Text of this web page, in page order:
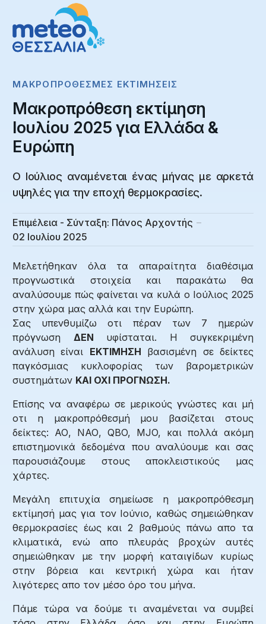
ΜΑΚΡΟΠΡΌΘΕΣΜΕΣ ΕΚΤΙΜΉΣΕΙΣ
Μακροπρόθεση εκτίμηση
Ιουλίου 2025 για Ελλάδα &
Ευρώπη
Ο Ιούλιος αναμένεται ένας μήνας με αρκετά
υψηλές για την εποχή θερμοκρασίες.
Επιμέλεια - Σύνταξη: Πάνος Αρχοντής
02 Ιουλίου 2025
Μελετήθηκαν όλα τα απαραίτητα διαθέσιμα
προγνωστικά στοιχεία και παρακάτω θα
αναλύσουμε πώς φαίνεται να κυλά ο Ιούλιος 2025
στην χώρα μας αλλά και την Ευρώπη.
Σας υπενθυμίζω οτι πέραν των 7 ημερών
πρόγνωση ΔΕΝ υφίσταται. Η συγκεκριμένη
ανάλυση είναι ΕΚΤΙΜΗΣΗ βασισμένη σε δείκτες
παγκόσμιας κυκλοφορίας των βαρομετρικών
συστημάτων ΚΑΙ ΟΧΙ ΠΡΟΓΝΩΣΗ.
Επίσης να αναφέρω σε μερικούς γνώστες και μή
οτι η μακροπρόθεσμή μου βασίζεται στους
δείκτες: ΑΟ, ΝΑΟ, QBO, MJO, και πολλά ακόμη
επιστημονικά δεδομένα που αναλύουμε και σας
παρουσιάζουμε στους αποκλειστικούς μας
χάρτες.
Μεγάλη επιτυχία σημείωσε η μακροπρόθεσμη
εκτίμησή μας για τον Ιούνιο, καθώς σημειώθηκαν
θερμοκρασίες έως και 2 βαθμούς πάνω απο τα
κλιματικά, ενώ απο πλευράς βροχών αυτές
σημειώθηκαν με την μορφή καταιγίδων κυρίως
στην βόρεια και κεντρική χώρα και ήταν
λιγότερες απο τον μέσο όρο του μήνα.
Πάμε τώρα να δούμε τι αναμένεται να συμβεί